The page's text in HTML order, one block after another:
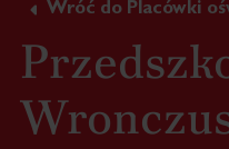
Wróć do Placówki